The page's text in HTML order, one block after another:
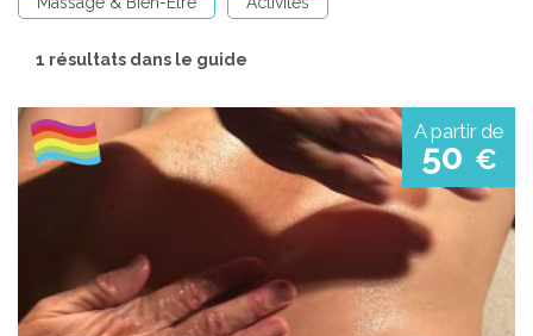
1 résultats dans le guide
A partir de
50 €